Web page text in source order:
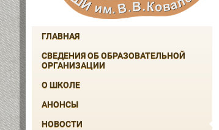
ГЛАВНАЯ
СВЕДЕНИЯ ОБ ОБРАЗОВАТЕЛЬНОЙ
ОРГАНИЗАЦИИ
О ШКОЛЕ
АНОНСЫ
НОВОСТИ